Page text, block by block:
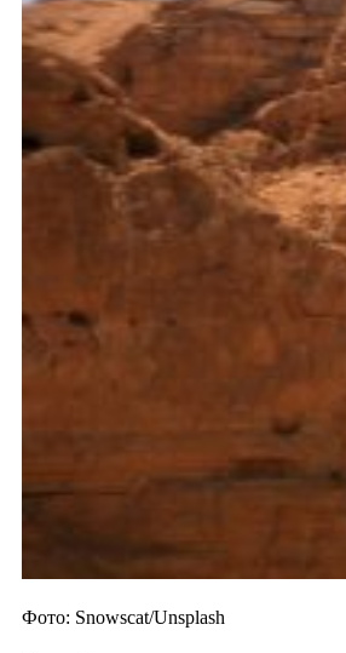
Фото: Snowscat/Unsplash